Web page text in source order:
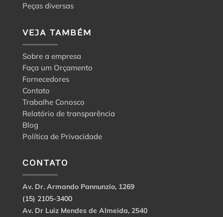
Peças diversas
VEJA TAMBÉM
Sobre a empresa
Faça um Orçamento
Fornecedores
Contato
Trabalhe Conosco
Relatório de transparência
Blog
Política de Privacidade
CONTATO
Av. Dr. Armando Pannunzio, 1269
(15) 2105-3400
Av. Dr Luiz Mendes de Almeida, 2540